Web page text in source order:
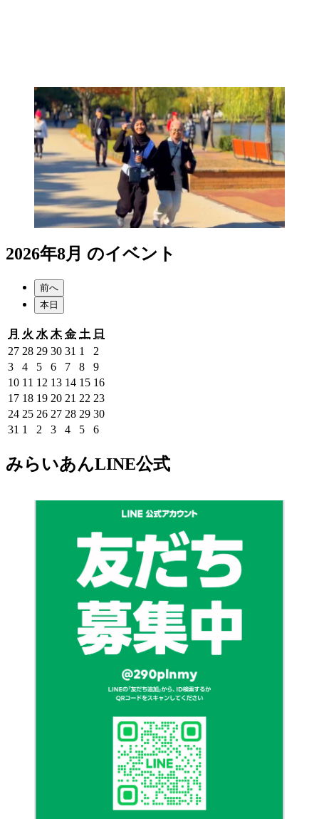
2026年8月 のイベント
前へ
本日
月 月
曜
日
火 火
曜
日
水 水
曜
日
木木
曜
日
金金
曜
日
土 土
曜
日
日
272026
年
7
月
27
日
282026
年
7
月
28
日
292026
年
7
月
29
日
302026
年
7
月
30
日
31 2026
年
7
月
31
日
1
2026
年
8
月
1
日
2
年
8
月
2
日
32026
年
8
月
3
日
42026
年
8
月
4
日
52026
年
8
月
5
日
62026
年
8
月
6
日
72026
年
8
月
7
日
82026
年
8
月
8
日
92026
年
8
月
9
日
102026
年
8
月
10
11 2026
年
8
月
11
12 2026
年
8
月
12
132026
年
8
月
13
142026
年
8
月
14
152026
年
8
月
15
162026
8
172026
年
8
日
182026
年
8
日
192026
年
8
日
202026
年
日
21 2026
年
8
日
22 2026
年
8
日
232026
年
日
242026
年
月
24
252026
年
25
262026
年
26
272026
年
月
27
282026
年
月
28
292026
年
29
302026
30
31 2026
月
1
2026
9
月
日
2 2026
9
月
日
32026
月
日
42026
9
月
日
52026
9
月
日
62026
9
月
日
みらいあんLINE公式